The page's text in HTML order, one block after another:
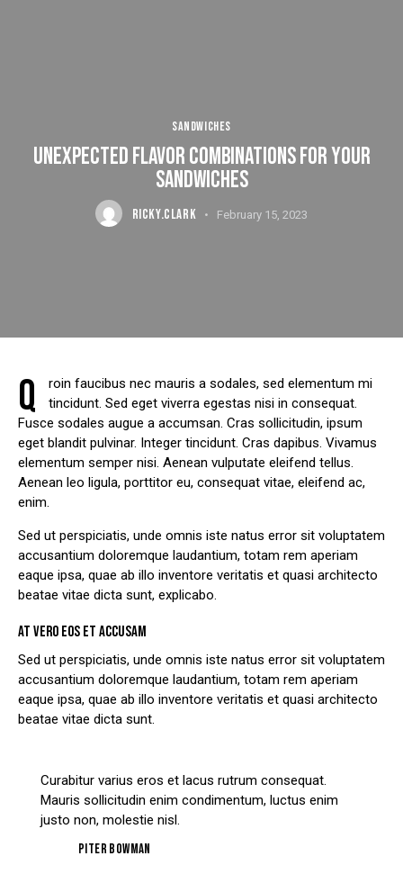
SANDWICHES
UNEXPECTED FLAVOR COMBINATIONS FOR YOUR
SANDWICHES
RICKY.CLARK February 15, 2023
Q
roin faucibus nec mauris a sodales, sed elementum mi
tincidunt. Sed eget viverra egestas nisi in consequat.
Fusce sodales augue a accumsan. Cras sollicitudin, ipsum
eget blandit pulvinar. Integer tincidunt. Cras dapibus. Vivamus
elementum semper nisi. Aenean vulputate eleifend tellus.
Aenean leo ligula, porttitor eu, consequat vitae, eleifend ac,
enim.
Sed ut perspiciatis, unde omnis iste natus error sit voluptatem
accusantium doloremque laudantium, totam rem aperiam
eaque ipsa, quae ab illo inventore veritatis et quasi architecto
beatae vitae dicta sunt, explicabo.
AT VERO EOS ET ACCUSAM
Sed ut perspiciatis, unde omnis iste natus error sit voluptatem
accusantium doloremque laudantium, totam rem aperiam
eaque ipsa, quae ab illo inventore veritatis et quasi architecto
beatae vitae dicta sunt.
Curabitur varius eros et lacus rutrum consequat.
Mauris sollicitudin enim condimentum, luctus enim
justo non, molestie nisl.
Piter Bowman